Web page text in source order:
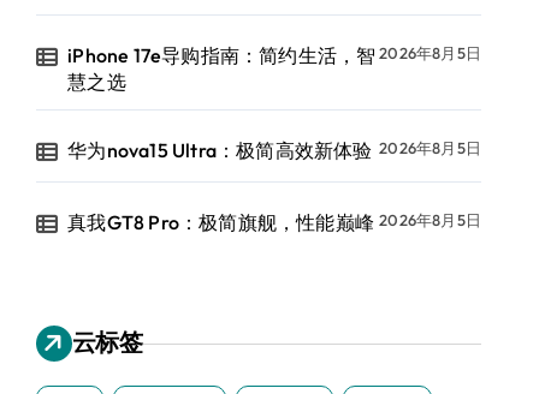
iPhone 17e导购指南：简约生活，智
慧之选
2026年8月5日
华为nova15 Ultra：极简高效新体验 2026年8月5日
真我GT8 Pro：极简旗舰，性能巅峰 2026年8月5日
云标签